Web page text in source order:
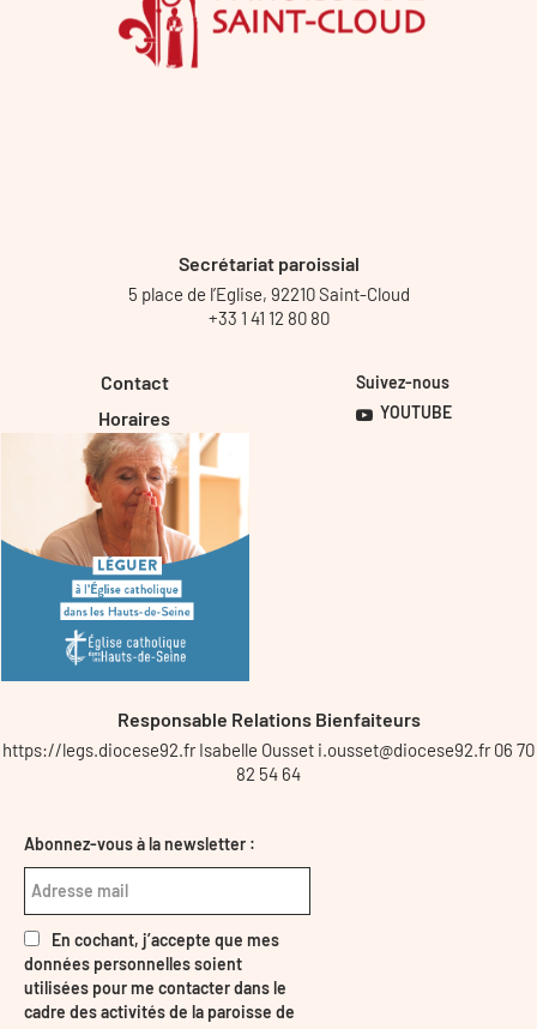
Secrétariat paroissial
5 place de l’Eglise, 92210 Saint-Cloud
+33 1 41 12 80 80
Contact
Horaires
Suivez-nous
YOUTUBE
Responsable Relations Bienfaiteurs
https://legs.diocese92.fr Isabelle Ousset i.ousset@diocese92.fr 06 70
82 54 64
Abonnez-vous à la newsletter :
En cochant, j’accepte que mes
données personnelles soient
utilisées pour me contacter dans le
cadre des activités de la paroisse de